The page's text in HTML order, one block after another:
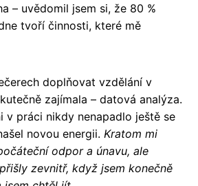
– uvědomil jsem si, že 80 %
tvoří činnosti, které mě
doplňovat vzdělání v
zajímala – datová analýza.
v práci nikdy nenapadlo ještě se
novou energii. Kratom mi
odpor a únavu, ale
zevnitř, když jsem konečně